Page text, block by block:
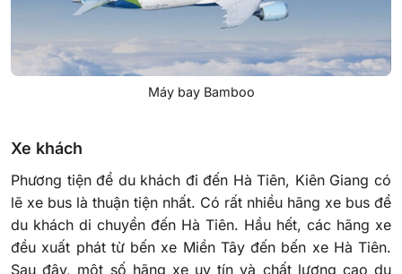
Máy bay Bamboo
Xe khách
Phương tiện để du khách đi đến Hà Tiên, Kiên Giang có
lẽ xe bus là thuận tiện nhất. Có rất nhiều hãng xe bus để
du khách di chuyển đến Hà Tiên. Hầu hết, các hãng xe
đều xuất phát từ bến xe Miền Tây đến bến xe Hà Tiên.
Sau đây, một số hãng xe uy tín và chất lượng cao du